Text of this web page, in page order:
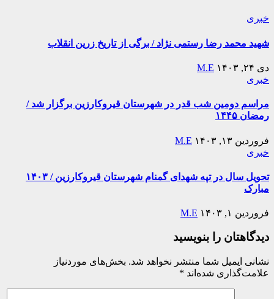
خبری
شهید محمد رضا رستمی نژاد / برگی از تاریخ زرین انقلاب
دی ۲۴, ۱۴۰۳
M.E
خبری
مراسم دومین شب قدر در شهرستان قیروکارزین برگزار شد /
رمضان ۱۴۴۵
فروردین ۱۳, ۱۴۰۳
M.E
خبری
تحویل سال در تپه شهدای گمنام شهرستان قیروکارزین / ۱۴۰۳
مبارک
فروردین ۱, ۱۴۰۳ M.E
دیدگاهتان را بنویسید
نشانی ایمیل شما منتشر نخواهد شد. بخش‌های موردنیاز
علامت‌گذاری شده‌اند *